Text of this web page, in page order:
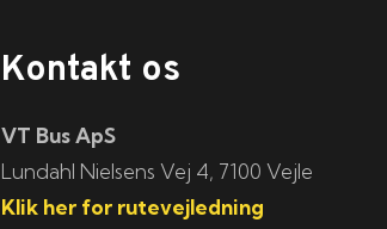
Kontakt os
VT Bus ApS
​​​Lundahl Nielsens Vej 4, 7100 Vejle
Klik her for rutevejledning